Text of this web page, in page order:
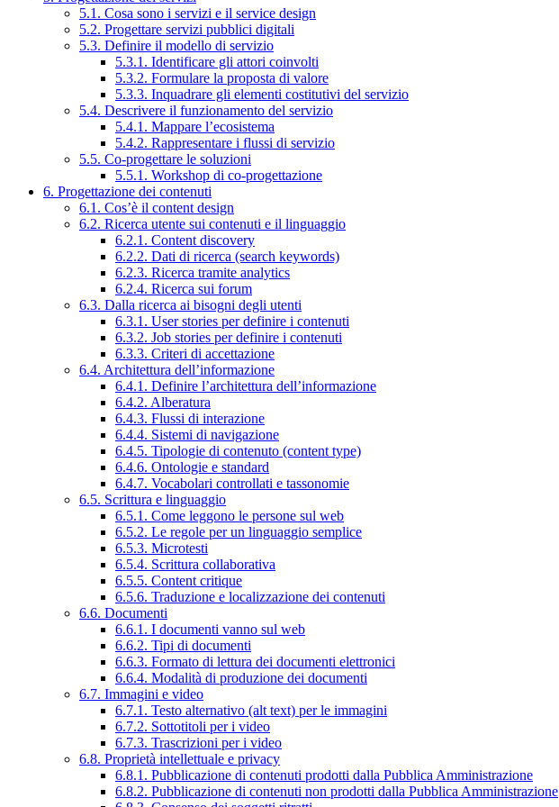
5.1. Cosa sono i servizi e il service design
5.2. Progettare servizi pubblici digitali
5.3. Definire il modello di servizio
5.3.1. Identificare gli attori coinvolti
5.3.2. Formulare la proposta di valore
5.3.3. Inquadrare gli elementi costitutivi del servizio
5.4. Descrivere il funzionamento del servizio
5.4.1. Mappare l’ecosistema
5.4.2. Rappresentare i flussi di servizio
5.5. Co-progettare le soluzioni
5.5.1. Workshop di co-progettazione
6. Progettazione dei contenuti
6.1. Cos’è il content design
6.2. Ricerca utente sui contenuti e il linguaggio
6.2.1. Content discovery
6.2.2. Dati di ricerca (search keywords)
6.2.3. Ricerca tramite analytics
6.2.4. Ricerca sui forum
6.3. Dalla ricerca ai bisogni degli utenti
6.3.1. User stories per definire i contenuti
6.3.2. Job stories per definire i contenuti
6.3.3. Criteri di accettazione
6.4. Architettura dell’informazione
6.4.1. Definire l’architettura dell’informazione
6.4.2. Alberatura
6.4.3. Flussi di interazione
6.4.4. Sistemi di navigazione
6.4.5. Tipologie di contenuto (content type)
6.4.6. Ontologie e standard
6.4.7. Vocabolari controllati e tassonomie
6.5. Scrittura e linguaggio
6.5.1. Come leggono le persone sul web
6.5.2. Le regole per un linguaggio semplice
6.5.3. Microtesti
6.5.4. Scrittura collaborativa
6.5.5. Content critique
6.5.6. Traduzione e localizzazione dei contenuti
6.6. Documenti
6.6.1. I documenti vanno sul web
6.6.2. Tipi di documenti
6.6.3. Formato di lettura dei documenti elettronici
6.6.4. Modalità di produzione dei documenti
6.7. Immagini e video
6.7.1. Testo alternativo (alt text) per le immagini
6.7.2. Sottotitoli per i video
6.7.3. Trascrizioni per i video
6.8. Proprietà intellettuale e privacy
6.8.1. Pubblicazione di contenuti prodotti dalla Pubblica Amministrazione
6.8.2. Pubblicazione di contenuti non prodotti dalla Pubblica Amministrazione